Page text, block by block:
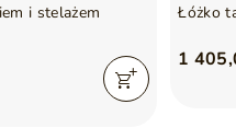
i stelażem
Łóżko
1